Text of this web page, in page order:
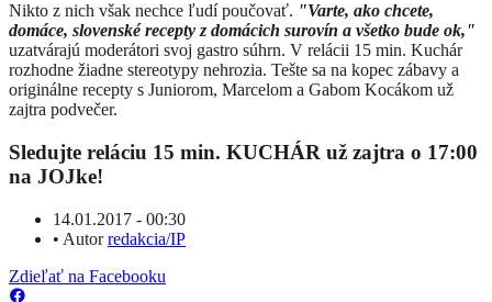
Nikto z nich však nechce ľudí poučovať. "Varte, ako chcete,
domáce, slovenské recepty z domácich surovín a všetko bude ok,"
uzatvárajú moderátori svoj gastro súhrn. V relácii 15 min. Kuchár
rozhodne žiadne stereotypy nehrozia. Tešte sa na kopec zábavy a
originálne recepty s Juniorom, Marcelom a Gabom Kocákom už
zajtra podvečer.
Sledujte reláciu 15 min. KUCHÁR už zajtra o 17:00
na JOJke!
14.01.2017 - 00:30
• Autorredakcia/IP
Zdieľať na Facebooku